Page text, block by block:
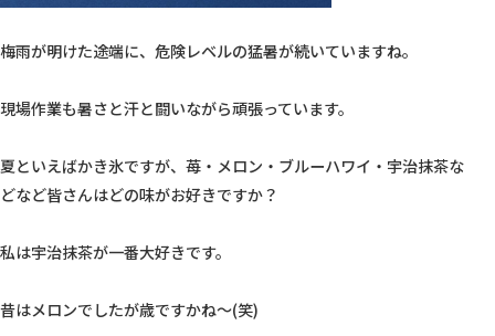
梅雨が明けた途端に、危険レベルの猛暑が続いていますね。
現場作業も暑さと汗と闘いながら頑張っています。
夏といえばかき氷ですが、苺・メロン・ブルーハワイ・宇治抹茶な
どなど皆さんはどの味がお好きですか？
私は宇治抹茶が一番大好きです。
昔はメロンでしたが歳ですかね～(笑)